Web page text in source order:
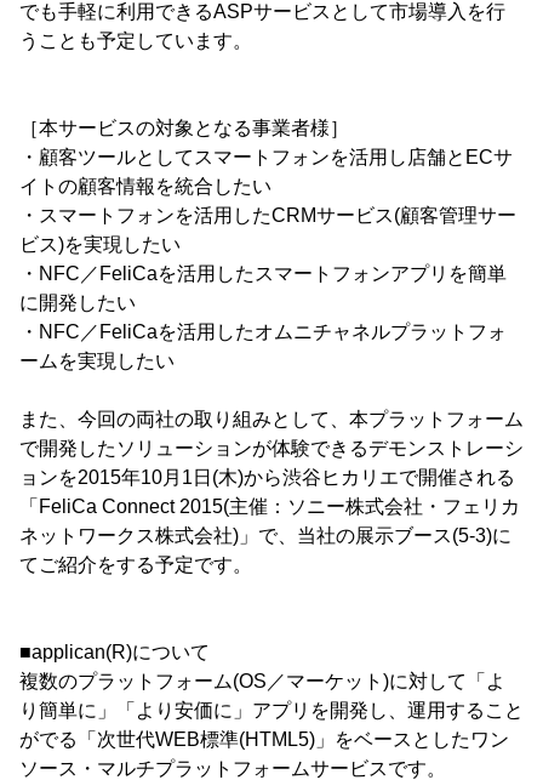
でも手軽に利用できるASPサービスとして市場導入を行
うことも予定しています。
［本サービスの対象となる事業者様］
・顧客ツールとしてスマートフォンを活用し店舗とECサ
イトの顧客情報を統合したい
・スマートフォンを活用したCRMサービス(顧客管理サー
ビス)を実現したい
・NFC／FeliCaを活用したスマートフォンアプリを簡単
に開発したい
・NFC／FeliCaを活用したオムニチャネルプラットフォ
ームを実現したい
また、今回の両社の取り組みとして、本プラットフォーム
で開発したソリューションが体験できるデモンストレーシ
ョンを2015年10月1日(木)から渋谷ヒカリエで開催される
「FeliCa Connect 2015(主催：ソニー株式会社・フェリカ
ネットワークス株式会社)」で、当社の展示ブース(5-3)に
てご紹介をする予定です。
■applican(R)について
複数のプラットフォーム(OS／マーケット)に対して「よ
り簡単に」「より安価に」アプリを開発し、運用すること
がでる「次世代WEB標準(HTML5)」をベースとしたワン
ソース・マルチプラットフォームサービスです。